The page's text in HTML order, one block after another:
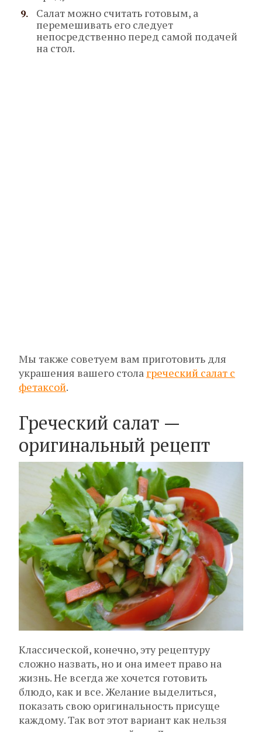
Салат можно считать готовым, а
перемешивать его следует
непосредственно перед самой подачей
на стол.
Мы также советуем вам приготовить для
украшения вашего стола греческий салат с
фетаксой.
Греческий салат —
оригинальный рецепт
Классической, конечно, эту рецептуру
сложно назвать, но и она имеет право на
жизнь. Не всегда же хочется готовить
блюдо, как и все. Желание выделиться,
показать свою оригинальность присуще
каждому. Так вот этот вариант как нельзя